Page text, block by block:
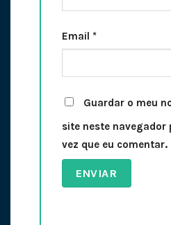
Email *
Guardar o meu
site neste navegador
vez que eu comentar.